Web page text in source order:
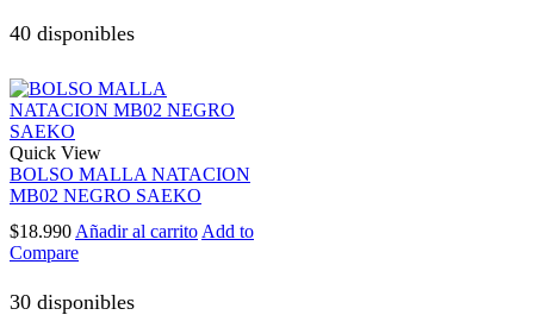
40 disponibles
Quick View
BOLSO MALLA NATACION
MB02 NEGRO SAEKO
$18.990 Añadir al carrito Add to
Compare
30 disponibles